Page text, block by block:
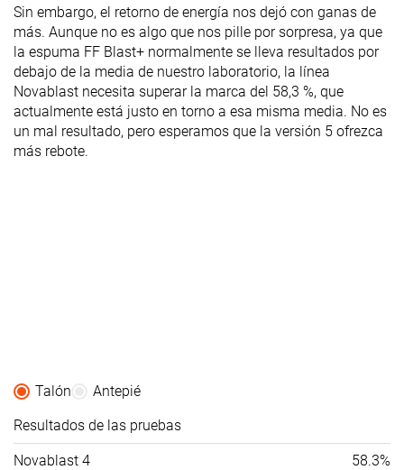
Sin embargo, el retorno de energía nos dejó con ganas de
más. Aunque no es algo que nos pille por sorpresa, ya que
la espuma FF Blast+ normalmente se lleva resultados por
debajo de la media de nuestro laboratorio, la línea
Novablast necesita superar la marca del 58,3 %, que
actualmente está justo en torno a esa misma media. No es
un mal resultado, pero esperamos que la versión 5 ofrezca
más rebote.
Talón
Antepié
Resultados de las pruebas
Novablast 4 58.3%